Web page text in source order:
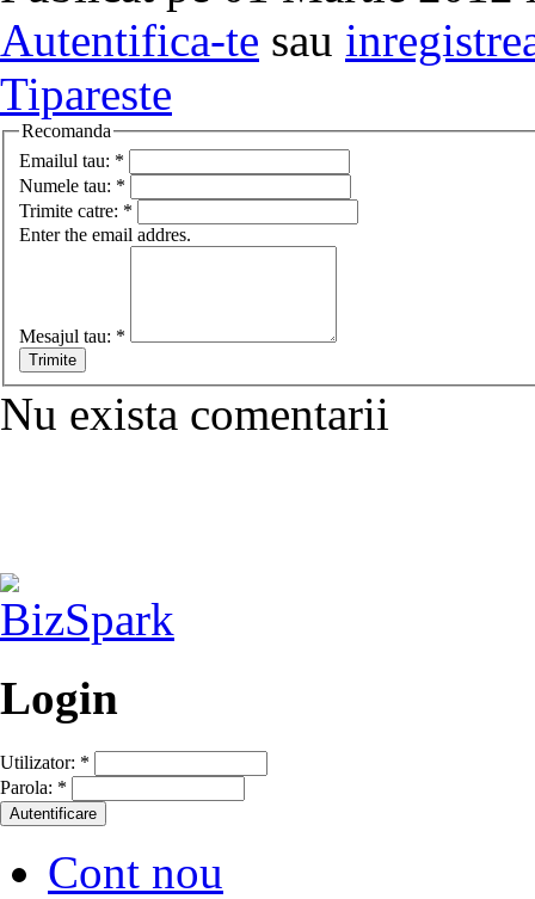
Autentifica-te sau
Tipareste
Recomanda
Emailul tau: *
Numele tau: *
Trimite catre: *
Enter the email addres.
Mesajul tau: *
Nu exista comentarii
Login
Utilizator: *
Parola: *
Cont nou